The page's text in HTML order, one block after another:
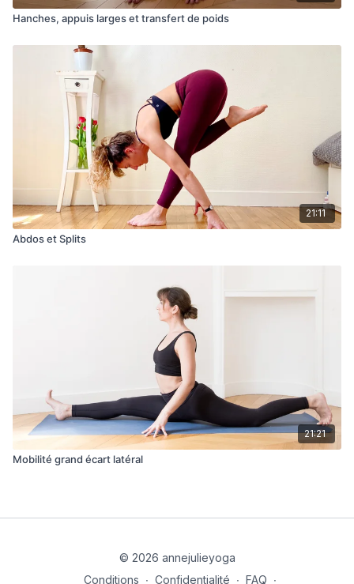
Hanches, appuis larges et transfert de poids
21:11
Abdos et Splits
21:21
Mobilité grand écart latéral
© 2026 annejulieyoga
Conditions ∙ Confidentialité ∙ FAQ ∙